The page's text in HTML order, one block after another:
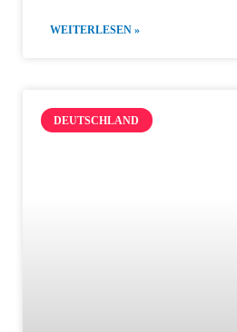
WEITERLESEN »
DEUTSCHLAND